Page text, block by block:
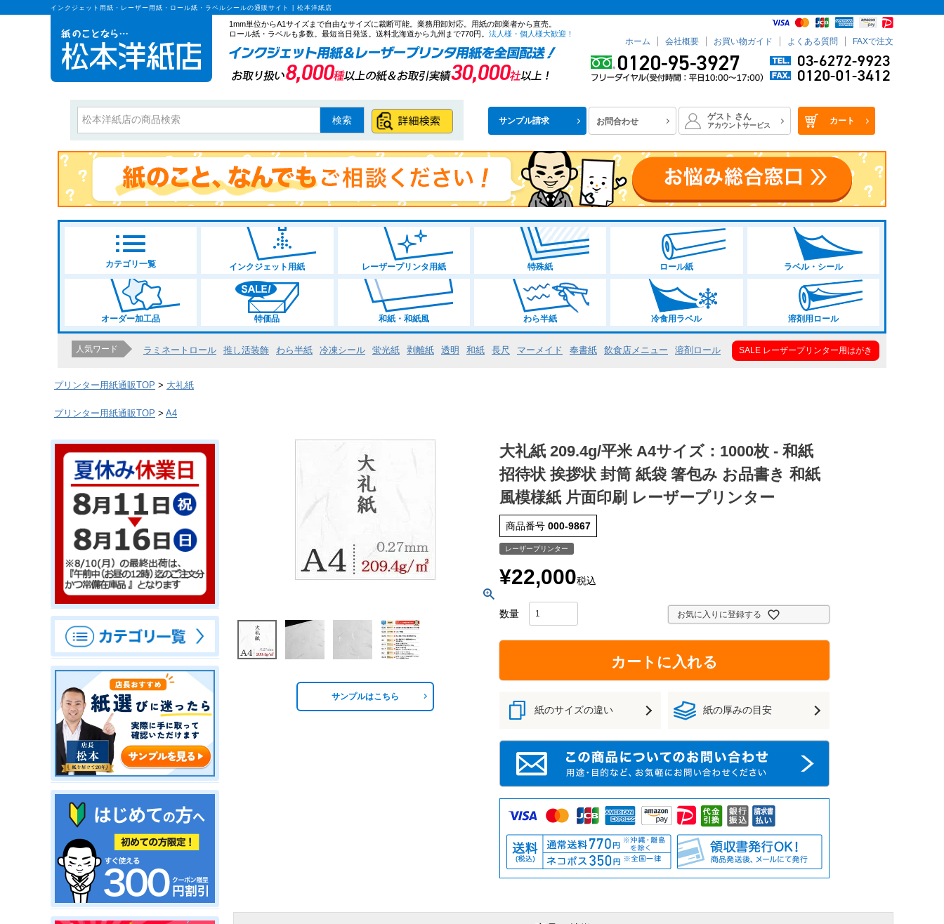
インクジェット用紙・レーザー用紙・ロール紙・ラベルシールの通販サイト | 松本洋紙店
1mm単位からA1サイズまで自由なサイズに裁断可能。業務用卸対応。用紙の卸業者から直売。
ロール紙・ラベルも多数。最短当日発送。送料北海道から九州まで770円。 法人様・個人様大歓迎！
ホーム 会社概要 お買い物ガイド よくある質問 FAXで注文
サンプル請求 お問合わせ ゲスト さん
アカウントサービス カート
検索
カテゴリ一覧 インクジェット用紙 レーザープリンタ用紙 特殊紙 ロール紙 ラベル・シール
オーダー加工品 特価品 和紙・和紙風 わら半紙 冷食用ラベル 溶剤用ロール
人気ワード ラミネートロール 推し活装飾 わら半紙 冷凍シール 蛍光紙 剥離紙 透明 和紙 長尺 マーメイド 奉書紙 飲食店メニュー 溶剤ロール SALE レーザープリンター用はがき
プリンター用紙通販TOP 大礼紙
プリンター用紙通販TOP A4
サンプルはこちら
大礼紙 209.4g/平米 A4サイズ：1000枚 - 和紙
招待状 挨拶状 封筒 紙袋 箸包み お品書き 和紙
風模様紙 片面印刷 レーザープリンター
商品番号 000-9867
レーザープリンター
¥22,000税込
お気に入りに登録する
カートに入れる
紙のサイズの違い 紙の厚みの目安